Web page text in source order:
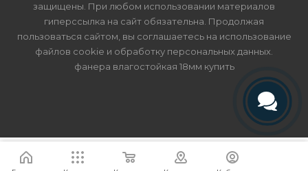
защищены. При любом использовании материалов
гиперссылка на сайт обязательна. Продолжая
пользоваться сайтом, вы соглашаетесь на использование
файлов cookie и обработку персональных данных
фанера влагостойкая 18мм купить
Мы используем файлы cookie. Подробнее Я согласен
Telegram